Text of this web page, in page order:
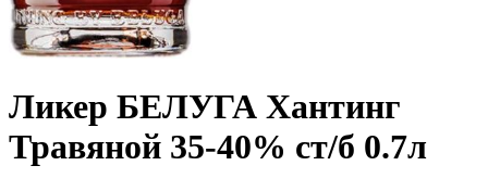
Ликер БЕЛУГА Хантинг
Травяной 35-40% ст/б 0.7л